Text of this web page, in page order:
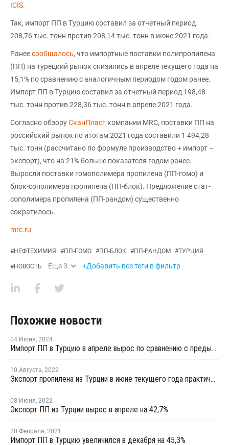
ICIS.
Так, импорт ПП в Турцию составил за отчетный период
208,76 тыс. тонн против 208,14 тыс. тонн в июне 2021 года.
Ранеесообщалось, что импортные поставки полипропилена
(ПП) на турецкий рынок снизились в апреле текущего года на
15,1% по сравнению с аналогичным периодом годом ранее.
Импорт ПП в Турцию составил за отчетный период 198,48
тыс. тонн против 228,36 тыс. тонн в апреле 2021 года.
Согласно обзоруСканПласт компании MRC, поставки ПП на
российский рынок по итогам 2021 года составили 1 494,28
тыс. тонн (рассчитано по формуле производство + импорт –
экспорт), что на 21% больше показателя годом ранее.
Выросли поставки гомополимера пропилена (ПП-гомо) и
блок-сополимера пропилена (ПП-блок). Предложение стат-
сополимера пропилена (ПП-рандом) существенно
сократилось.
mrc.ru
#НЕФТЕХИМИЯ #ПП-ГОМО #ПП-БЛОК #ПП-РАНДОМ #ТУРЦИЯ
#НОВОСТЬ Еще3 +Добавить все теги в фильтр
Похожие новости
04 Июня, 2024
Импорт ПП в Турцию в апреле вырос по сравнению с предыдущим месяцем
10 Августа, 2022
Экспорт пропилена из Турции в июне текущего года практически не осуществлялся
08 Июня, 2022
Экспорт ПП из Турции вырос в апреле на 42,7%
20 Февраля, 2021
Импорт ПП в Турцию увеличился в декабря на 45,3%